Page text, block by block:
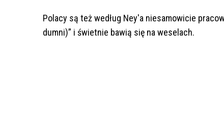
Polacy są też według Ney'a niesamowicie
dumni)” i świetnie bawią się na weselach.